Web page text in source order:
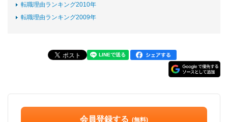
転職理由ランキング2010年
転職理由ランキング2009年
会員登録する (無料)